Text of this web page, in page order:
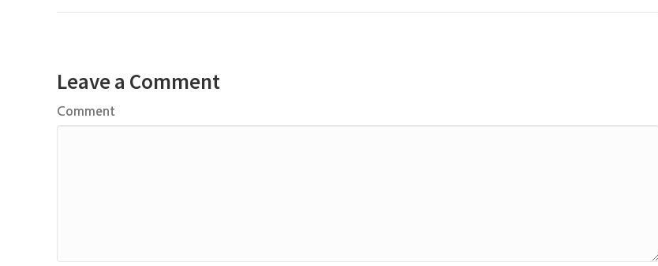
Leave a Comment
Comment